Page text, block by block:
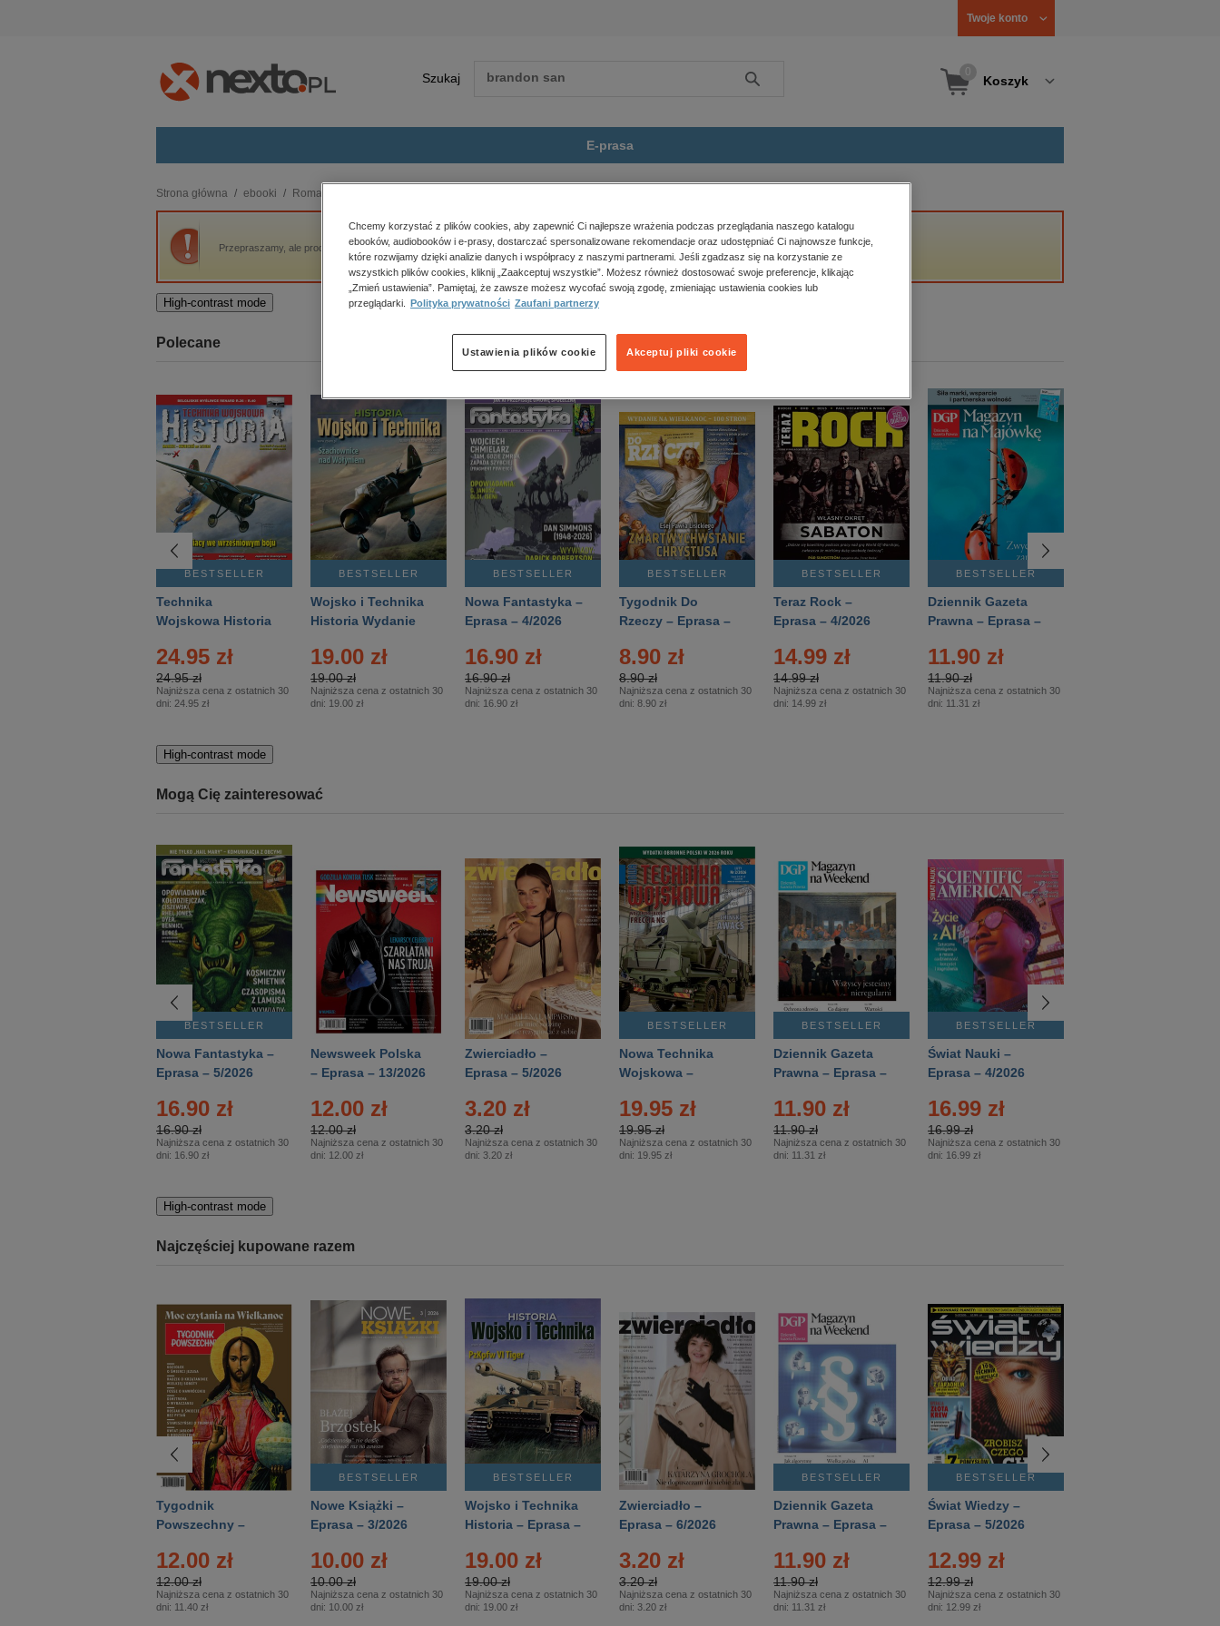
Twoje konto
Szukaj Szukaj Koszyk
E-prasa
budownictwo, aranżacja wnętrz
biznesowe, branżowe, gospodarka
darmowe wydania
edukacja
kobiece, lifestyle, kultura
polityka, społeczno-informacyjne
psychologiczne
inne
popularno-naukowe
historia
zdrowie
religie
Strona główna ebooki Romans i erotyka
Przepraszamy, ale produkt „Druga podróż poślubna” nie jest dostępny.
High-contrast mode
Polecane
BESTSELLER
Technika
Wojskowa Historia
24.95 zł
24.95 zł
Najniższa cena z ostatnich 30
dni: 24.95 zł
BESTSELLER
Wojsko i Technika
Historia Wydanie
– 2/2026
19.00 zł
19.00 zł
Najniższa cena z ostatnich 30
dni: 19.00 zł
BESTSELLER
Nowa Fantastyka –
Eprasa – 4/2026
16.90 zł
16.90 zł
Najniższa cena z ostatnich 30
dni: 16.90 zł
BESTSELLER
Tygodnik Do
Rzeczy – Eprasa –
8.90 zł
8.90 zł
Najniższa cena z ostatnich 30
dni: 8.90 zł
BESTSELLER
Teraz Rock –
Eprasa – 4/2026
14.99 zł
14.99 zł
Najniższa cena z ostatnich 30
dni: 14.99 zł
BESTSELLER
Dziennik Gazeta
Prawna – Eprasa –
11.90 zł
11.90 zł
Najniższa cena z ostatnich 30
dni: 11.31 zł
High-contrast mode
Mogą Cię zainteresować
BESTSELLER
Nowa Fantastyka –
Eprasa – 5/2026
16.90 zł
16.90 zł
Najniższa cena z ostatnich 30
dni: 16.90 zł
Newsweek Polska
– Eprasa – 13/2026
12.00 zł
12.00 zł
Najniższa cena z ostatnich 30
dni: 12.00 zł
Zwierciadło –
Eprasa – 5/2026
3.20 zł
3.20 zł
Najniższa cena z ostatnich 30
dni: 3.20 zł
BESTSELLER
Nowa Technika
Wojskowa –
19.95 zł
19.95 zł
Najniższa cena z ostatnich 30
dni: 19.95 zł
BESTSELLER
Dziennik Gazeta
Prawna – Eprasa –
11.90 zł
11.90 zł
Najniższa cena z ostatnich 30
dni: 11.31 zł
BESTSELLER
Świat Nauki –
Eprasa – 4/2026
16.99 zł
16.99 zł
Najniższa cena z ostatnich 30
dni: 16.99 zł
High-contrast mode
Najczęściej kupowane razem
Tygodnik
Powszechny –
12.00 zł
12.00 zł
Najniższa cena z ostatnich 30
dni: 11.40 zł
BESTSELLER
Nowe Książki –
Eprasa – 3/2026
10.00 zł
10.00 zł
Najniższa cena z ostatnich 30
dni: 10.00 zł
BESTSELLER
Wojsko i Technika
Historia – Eprasa –
19.00 zł
19.00 zł
Najniższa cena z ostatnich 30
dni: 19.00 zł
Zwierciadło –
Eprasa – 6/2026
3.20 zł
3.20 zł
Najniższa cena z ostatnich 30
dni: 3.20 zł
BESTSELLER
Dziennik Gazeta
Prawna – Eprasa –
11.90 zł
11.90 zł
Najniższa cena z ostatnich 30
dni: 11.31 zł
BESTSELLER
Świat Wiedzy –
Eprasa – 5/2026
12.99 zł
12.99 zł
Najniższa cena z ostatnich 30
dni: 12.99 zł
Chcemy korzystać z plików cookies, aby zapewnić Ci najlepsze wrażenia podczas przeglądania naszego katalogu
ebooków, audiobooków i e-prasy, dostarczać spersonalizowane rekomendacje oraz udostępniać Ci najnowsze funkcje,
które rozwijamy dzięki analizie danych i współpracy z naszymi partnerami. Jeśli zgadzasz się na korzystanie ze
wszystkich plików cookies, kliknij „Zaakceptuj wszystkie”. Możesz również dostosować swoje preferencje, klikając
„Zmień ustawienia”. Pamiętaj, że zawsze możesz wycofać swoją zgodę, zmieniając ustawienia cookies lub
przeglądarki.
Polityka prywatności Zaufani partnerzy
Akceptuj pliki cookie
Ustawienia plików cookie